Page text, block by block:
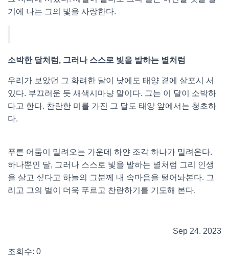
기에 나는 그의 빛을 사랑한다.
소박한 달처럼, 그러나 스스로 빛을 발하는 별처럼
우리가 보았던 그 화려한 달이 낮에도 태양 곁에 살포시 서
있다. 부끄러운 듯 새색시마냥 말이다. 그는 이 달이 소박하
다고 한다. 찬란한 미를 가진 그 달도 태양 앞에서는 청초하
다.
푸른 어둠이 밀려오는 가운데 하얀 조각 하나가 밀려온다.
하나뿐인 달, 그러나 스스로 빛을 발하는 별처럼 그리 인생
을 살고 싶다고 하늘의 그분께 내 속마음을 털어놔본다. 그
리고 그의 별이 더욱 푸르고 찬란하기를 기도해 본다.
Sep 24. 2023
조회수: 0